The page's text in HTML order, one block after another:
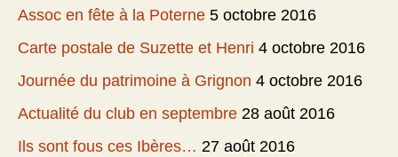
Assoc en fête à la Poterne 5 octobre 2016
Carte postale de Suzette et Henri 4 octobre 2016
Journée du patrimoine à Grignon 4 octobre 2016
Actualité du club en septembre 28 août 2016
Ils sont fous ces Ibères… 27 août 2016